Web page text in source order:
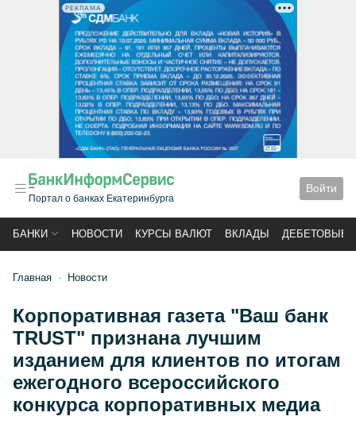
РЕКЛАМА
Портал о банках Екатеринбурга
Войти
БАНКИ НОВОСТИ КУРСЫ ВАЛЮТ ВКЛАДЫ ДЕБЕТОВЫЕ
Главная Новости
Корпоративная газета "Ваш банк
TRUST" признана лучшим
изданием для клиентов по итогам
ежегодного всероссийского
конкурса корпоративных медиа